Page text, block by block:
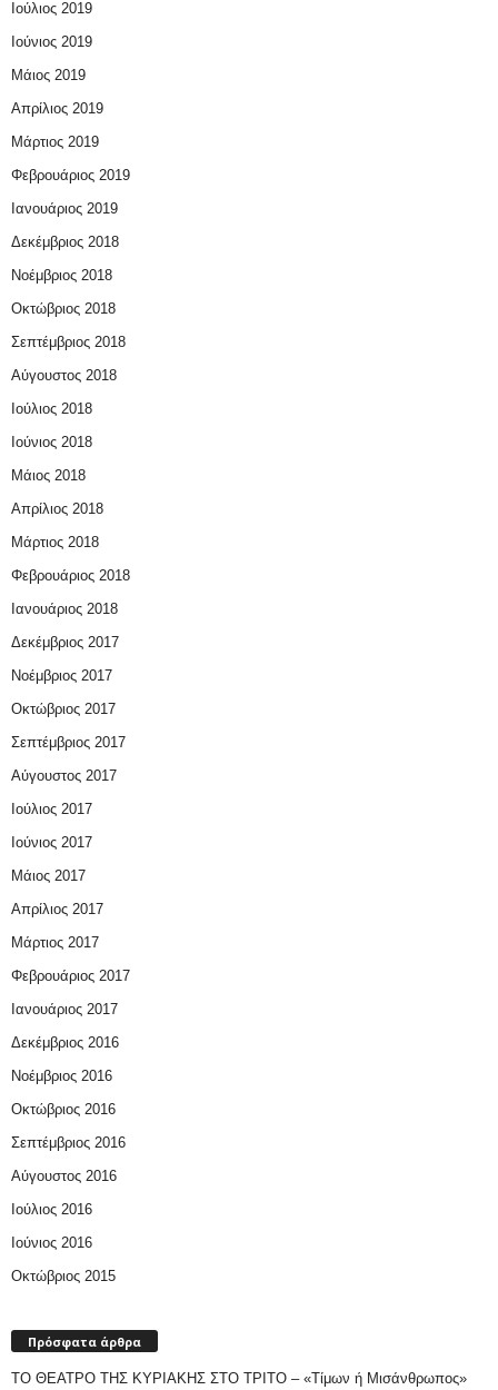
Ιούλιος 2019
Ιούνιος 2019
Μάιος 2019
Απρίλιος 2019
Μάρτιος 2019
Φεβρουάριος 2019
Ιανουάριος 2019
Δεκέμβριος 2018
Νοέμβριος 2018
Οκτώβριος 2018
Σεπτέμβριος 2018
Αύγουστος 2018
Ιούλιος 2018
Ιούνιος 2018
Μάιος 2018
Απρίλιος 2018
Μάρτιος 2018
Φεβρουάριος 2018
Ιανουάριος 2018
Δεκέμβριος 2017
Νοέμβριος 2017
Οκτώβριος 2017
Σεπτέμβριος 2017
Αύγουστος 2017
Ιούλιος 2017
Ιούνιος 2017
Μάιος 2017
Απρίλιος 2017
Μάρτιος 2017
Φεβρουάριος 2017
Ιανουάριος 2017
Δεκέμβριος 2016
Νοέμβριος 2016
Οκτώβριος 2016
Σεπτέμβριος 2016
Αύγουστος 2016
Ιούλιος 2016
Ιούνιος 2016
Οκτώβριος 2015
Πρόσφατα άρθρα
ΤΟ ΘΕΑΤΡΟ ΤΗΣ ΚΥΡΙΑΚΗΣ ΣΤΟ ΤΡΙΤΟ – «Τίμων ή Μισάνθρωπος»